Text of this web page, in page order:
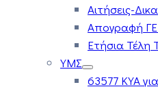
Αιτήσεις-
Απογραφή
Ετήσια
ΥΜΣ
63577 ΚΥΑ